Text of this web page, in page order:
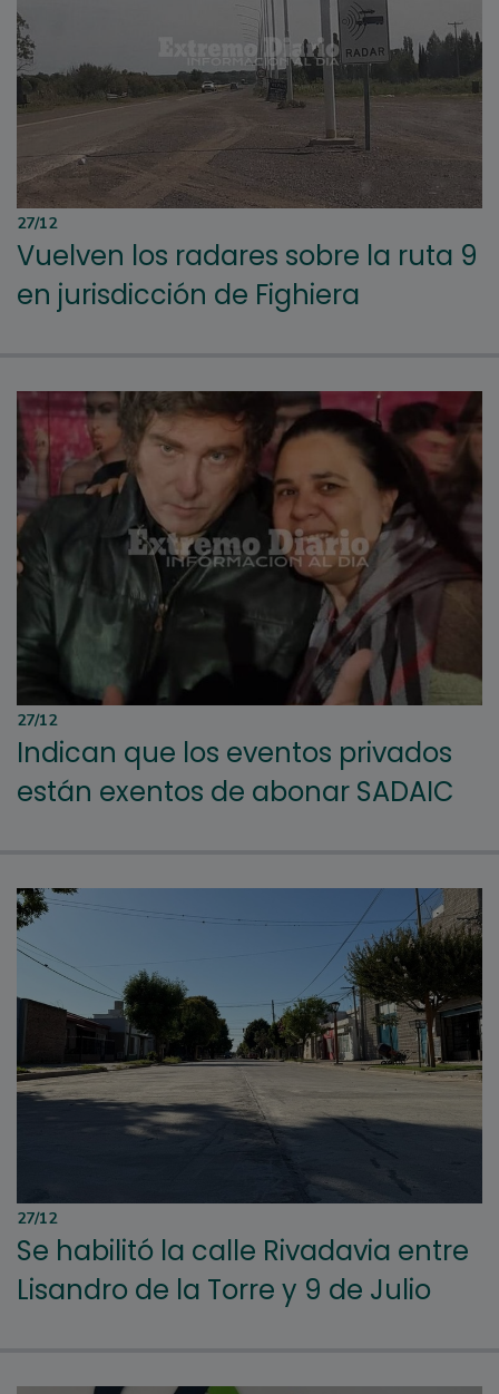
27/12
Vuelven los radares sobre la ruta 9
en jurisdicción de Fighiera
27/12
Indican que los eventos privados
están exentos de abonar SADAIC
27/12
Se habilitó la calle Rivadavia entre
Lisandro de la Torre y 9 de Julio